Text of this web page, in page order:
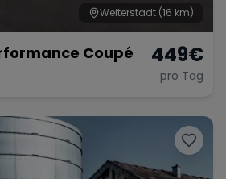
Weiterstadt (16 km)
Coupé 449€
pro Tag